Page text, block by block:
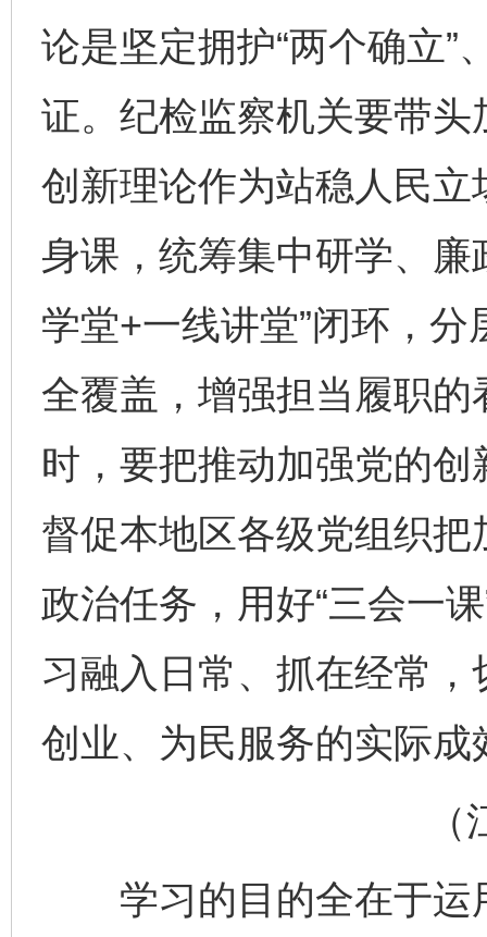
论是坚定拥护“两个确立”
证。纪检监察机关要带
创新理论作为站稳人民
身课，统筹集中研学、
学堂+一线讲堂”闭环，
全覆盖，增强担当履职
时，要把推动加强党的
督促本地区各级党组织
政治任务，用好“三会一
习融入日常、抓在经常
创业、为民服务的实际成
（江
学习的目的全在于运